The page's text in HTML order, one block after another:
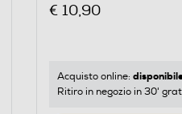
€ 10,90
Acquisto online:
Ritiro in negozio in 30'